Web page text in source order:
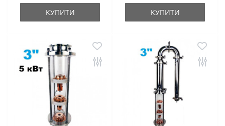
КУПИТИ КУПИТИ